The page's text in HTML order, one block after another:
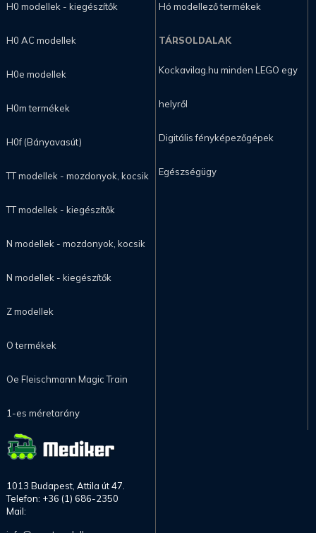
H0 modellek - kiegészítők
H0 AC modellek
H0e modellek
H0m termékek
H0f (Bányavasút)
TT modellek - mozdonyok, kocsik
TT modellek - kiegészítők
N modellek - mozdonyok, kocsik
N modellek - kiegészítők
Z modellek
O termékek
Oe Fleischmann Magic Train
1-es méretarány
Hó modellező termékek
TÁRSOLDALAK
Kockavilag.hu minden LEGO egy
helyről
Digitális fényképezőgépek
Egészségügy
1013 Budapest, Attila út 47.
Telefon: +36 (1) 686-2350
Mail: